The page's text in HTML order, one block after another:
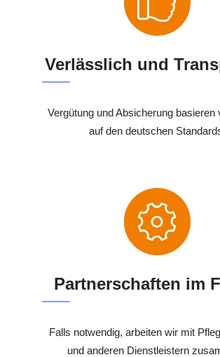
Verlässlich und
Vergütung und Absicherung basieren
auf den deutschen
Partnerschaften im
Falls notwendig, arbeiten wir mit
und anderen Dienstleistern